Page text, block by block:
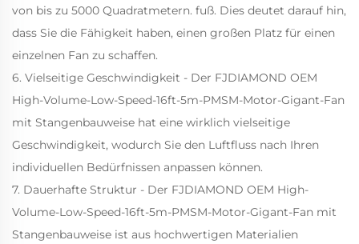
von bis zu 5000 Quadratmetern. fuß. Dies deutet darauf hin,
dass Sie die Fähigkeit haben, einen großen Platz für einen
einzelnen Fan zu schaffen.
6. Vielseitige Geschwindigkeit - Der FJDIAMOND OEM
High-Volume-Low-Speed-16ft-5m-PMSM-Motor-Gigant-Fan
mit Stangenbauweise hat eine wirklich vielseitige
Geschwindigkeit, wodurch Sie den Luftfluss nach Ihren
individuellen Bedürfnissen anpassen können.
7. Dauerhafte Struktur - Der FJDIAMOND OEM High-
Volume-Low-Speed-16ft-5m-PMSM-Motor-Gigant-Fan mit
Stangenbauweise ist aus hochwertigen Materialien